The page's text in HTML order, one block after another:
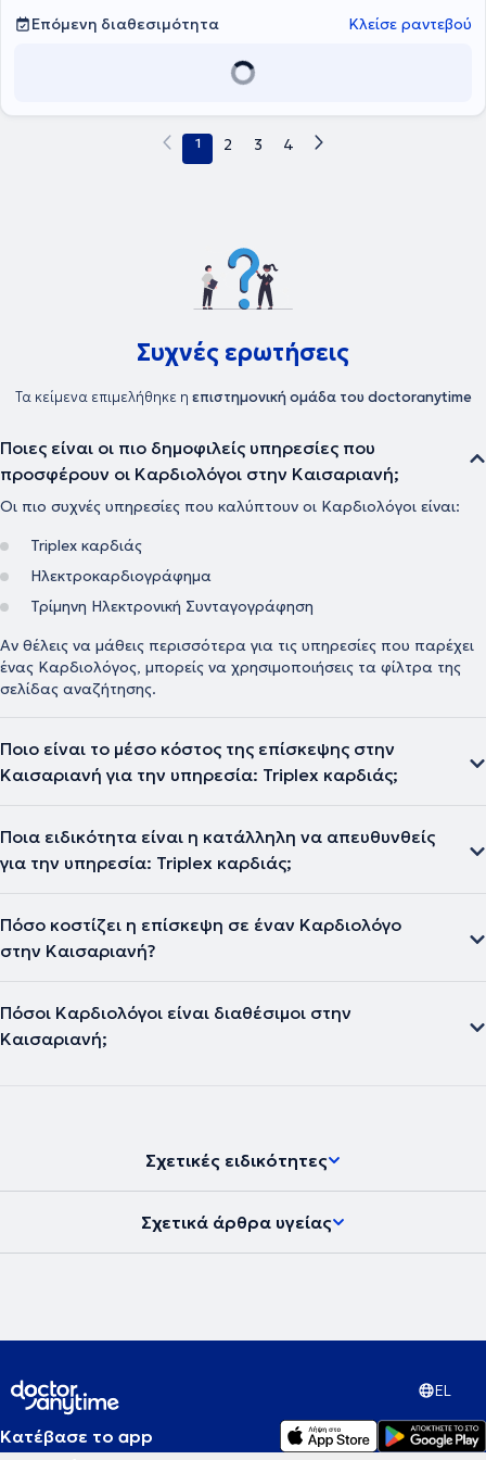
Ολυμπιακού Κέντρου Προετοιμασίας του Έσσεν, διασφαλίζοντας
την ασφαλή συμμετοχή τους στον αθλητισμό. Σήμερα εργάζεται στο
εξατομικευμένη ιατρική φροντίδα, με έμφαση στην ασφάλεια του
Επόμενη διαθεσιμότητα Κλείσε ραντεβού
1 2 3 4
Συχνές ερωτήσεις
Τα κείμενα επιμελήθηκε η επιστημονική ομάδα του doctoranytime
Ποιες είναι οι πιο δημοφιλείς υπηρεσίες που
προσφέρουν οι Καρδιολόγοι στην Καισαριανή;
Οι πιο συχνές υπηρεσίες που καλύπτουν οι Καρδιολόγοι είναι:
Triplex καρδιάς
Ηλεκτροκαρδιογράφημα
Τρίμηνη Ηλεκτρονική Συνταγογράφηση
Αν θέλεις να μάθεις περισσότερα για τις υπηρεσίες που παρέχει
ένας Καρδιολόγος, μπορείς να χρησιμοποιήσεις τα φίλτρα της
σελίδας αναζήτησης.
Ποιο είναι το μέσο κόστος της επίσκεψης στην
Καισαριανή για την υπηρεσία: Triplex καρδιάς;
Ποια ειδικότητα είναι η κατάλληλη να απευθυνθείς
για την υπηρεσία: Triplex καρδιάς;
Πόσο κοστίζει η επίσκεψη σε έναν Καρδιολόγο
στην Καισαριανή?
Πόσοι Καρδιολόγοι είναι διαθέσιμοι στην
Καισαριανή;
Σχετικές ειδικότητες
Σχετικά άρθρα υγείας
EL
Κατέβασε το app